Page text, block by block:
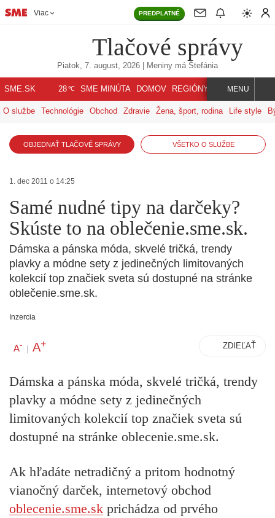
Viac PREDPLATNÉ
Tlačové správy
Piatok, 7. august, 2026 | Meniny má Štefánia
SME.SK 28℃ SME MINÚTA DOMOV REGIÓNY INDEX SVET
MENU
O službe Technológie Obchod Zdravie Žena, šport, rodina Life style
OBJEDNAŤ TLAČOVÉ SPRÁVY VŠETKO O SLUŽBE
1. dec 2011 o 14:25
Samé nudné tipy na darčeky?
Skúste to na oblečenie.sme.sk.
Dámska a pánska móda, skvelé tričká, trendy
plavky a módne sety z jedinečných limitovaných
kolekcií top značiek sveta sú dostupné na stránke
oblečenie.sme.sk.
Inzercia
A- | A+ ZDIEĽAŤ
Dámska a pánska móda, skvelé tričká, trendy
plavky a módne sety z jedinečných
limitovaných kolekcií top značiek sveta sú
dostupné na stránke oblecenie.sme.sk.
Ak hľadáte netradičný a pritom hodnotný
vianočný darček, internetový obchod
oblecenie.sme.sk prichádza od prvého